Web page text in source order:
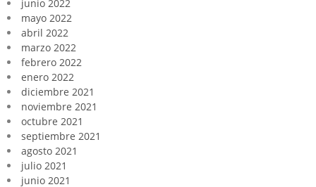
junio 2022
mayo 2022
abril 2022
marzo 2022
febrero 2022
enero 2022
diciembre 2021
noviembre 2021
octubre 2021
septiembre 2021
agosto 2021
julio 2021
junio 2021